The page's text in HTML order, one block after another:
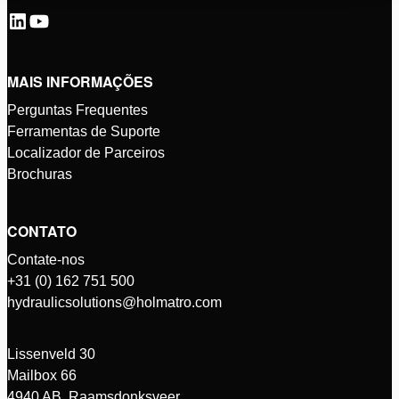
MAIS INFORMAÇÕES
Perguntas Frequentes
Ferramentas de Suporte
Localizador de Parceiros
Brochuras
CONTATO
Contate-nos
+31 (0) 162 751 500
hydraulicsolutions@holmatro.com
Lissenveld 30
Mailbox 66